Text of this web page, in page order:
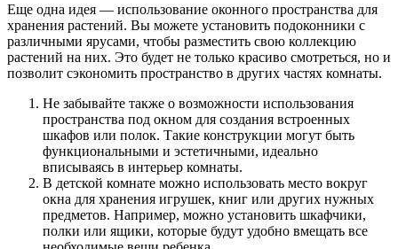
Еще одна идея — использование оконного пространства для
хранения растений. Вы можете установить подоконники с
различными ярусами, чтобы разместить свою коллекцию
растений на них. Это будет не только красиво смотреться, но и
позволит сэкономить пространство в других частях комнаты.
Не забывайте также о возможности использования
пространства под окном для создания встроенных
шкафов или полок. Такие конструкции могут быть
функциональными и эстетичными, идеально
вписываясь в интерьер комнаты.
В детской комнате можно использовать место вокруг
окна для хранения игрушек, книг или других нужных
предметов. Например, можно установить шкафчики,
полки или ящики, которые будут удобно вмещать все